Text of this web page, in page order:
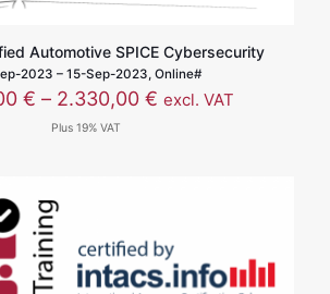
Automotive SPICE Cybersecurity
2023 – 15-Sep-2023, Online#
€ – 2.330,00 €价
excl. VAT
Plus 19% VAT